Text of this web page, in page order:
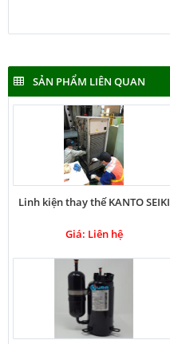
SẢN PHẨM LIÊN QUAN
Linh kiện thay thế KANTO SEIKI
Giá: Liên hệ